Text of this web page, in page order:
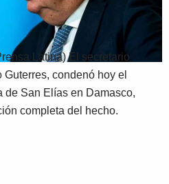
Latina) El secretario
condenó hoy el
de San Elías en Damasco,
completa del hecho.